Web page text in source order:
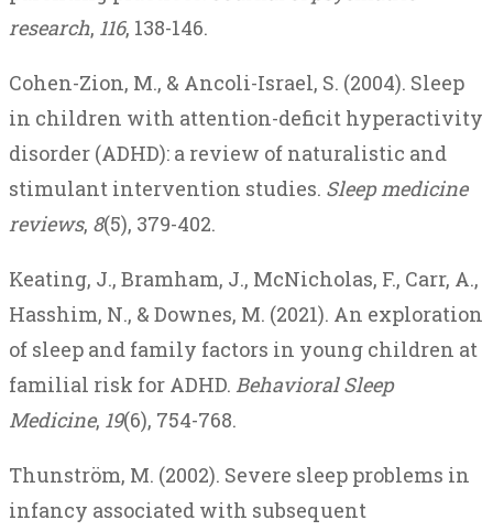
research, 116, 138-146.
Cohen-Zion, M., & Ancoli-Israel, S. (2004). Sleep
in children with attention-deficit hyperactivity
disorder (ADHD): a review of naturalistic and
stimulant intervention studies. Sleep medicine
reviews, 8(5), 379-402.
Keating, J., Bramham, J., McNicholas, F., Carr, A.,
Hasshim, N., & Downes, M. (2021). An exploration
of sleep and family factors in young children at
familial risk for ADHD. Behavioral Sleep
Medicine, 19(6), 754-768.
Thunström, M. (2002). Severe sleep problems in
infancy associated with subsequent